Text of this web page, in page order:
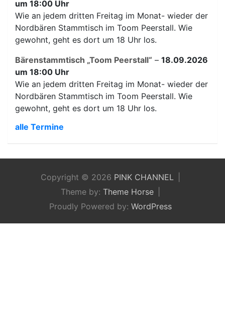
um 18:00 Uhr
Wie an jedem dritten Freitag im Monat- wieder der
Nordbären Stammtisch im Toom Peerstall. Wie
gewohnt, geht es dort um 18 Uhr los.
Bärenstammtisch „Toom Peerstall“ – 18.09.2026
um 18:00 Uhr
Wie an jedem dritten Freitag im Monat- wieder der
Nordbären Stammtisch im Toom Peerstall. Wie
gewohnt, geht es dort um 18 Uhr los.
alle Termine
Copyright © 2026 PINK CHANNEL
Theme by: Theme Horse
Proudly Powered by: WordPress